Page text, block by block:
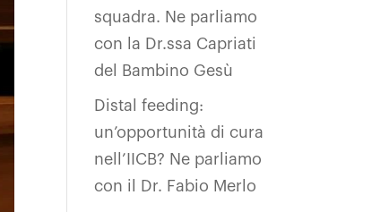
squadra. Ne parliamo
con la Dr.ssa Capriati
del Bambino Gesù
Distal feeding:
un’opportunità di cura
nell’IICB? Ne parliamo
con il Dr. Fabio Merlo